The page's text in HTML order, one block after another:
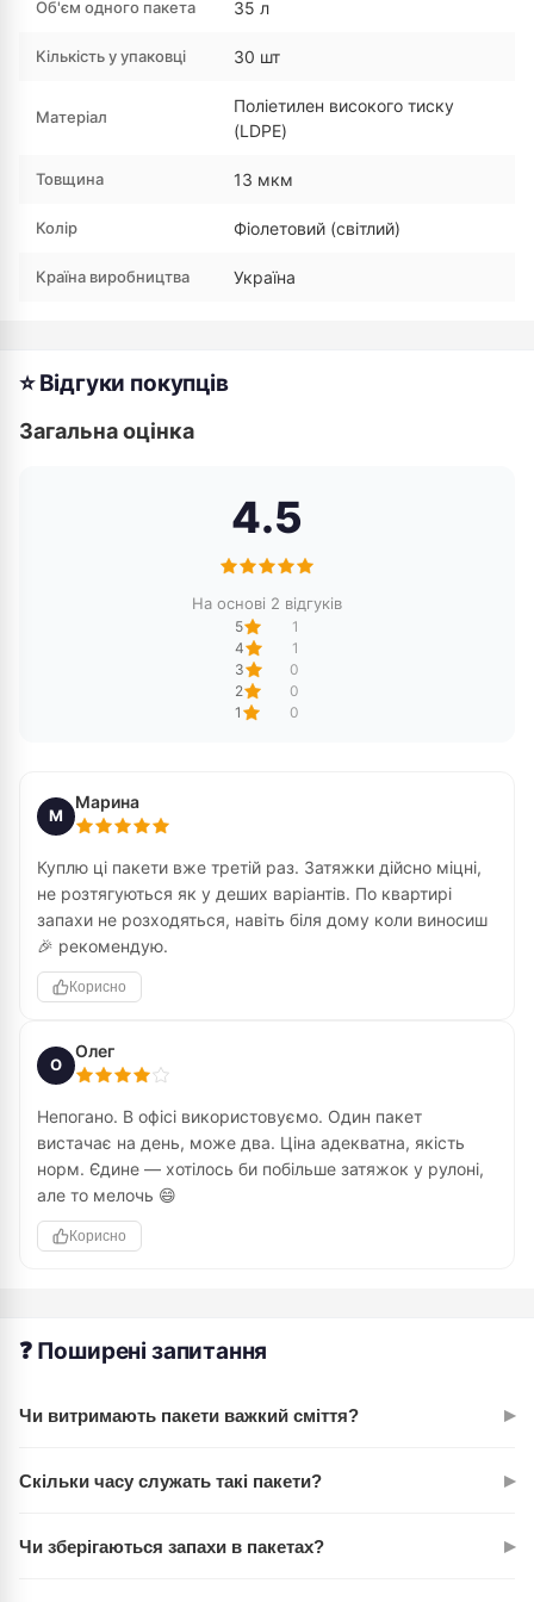
Об'єм одного пакета 35 л
Кількість у упаковці 30 шт
Матеріал
Поліетилен високого тиску
(LDPE)
Товщина 13 мкм
Колір Фіолетовий (світлий)
Країна виробництва Україна
⭐ Відгуки покупців
Загальна оцінка
4.5
На основі 2 відгуків
5
1
4
1
3
0
2
0
1
0
М
Марина
Куплю ці пакети вже третій раз. Затяжки дійсно міцні,
не розтягуються як у деших варіантів. По квартирі
запахи не розходяться, навіть біля дому коли виносиш
🎉 рекомендую.
Корисно
О
Олег
Непогано. В офісі використовуємо. Один пакет
вистачає на день, може два. Ціна адекватна, якість
норм. Єдине — хотілось би побільше затяжок у рулоні,
але то мелочь 😄
Корисно
❓ Поширені запитання
Чи витримають пакети важкий сміття? ▸
повсякденного сміття. LDPE матеріал витримує
без проблем.
Скільки часу служать такі пакети? ▸
набиваєте помірно, нижньої третини рулончика вистачає
Чи зберігаються запахи в пакетах? ▸